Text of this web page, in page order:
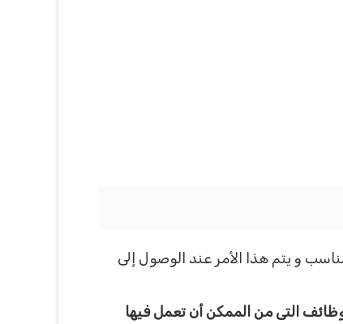
و يتم هذا الأمر عند الوصول إلى
التى من الممكن أن تعمل فيها